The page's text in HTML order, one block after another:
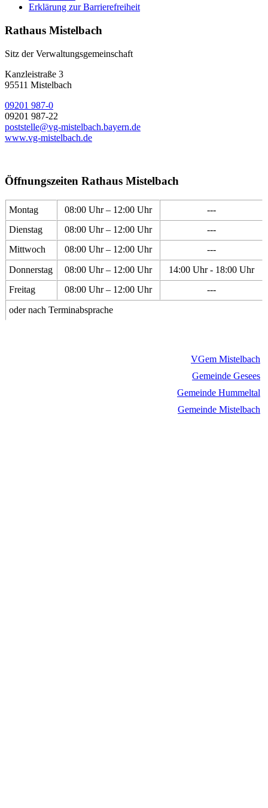
Erklärung zur Barrierefreiheit
Rathaus Mistelbach
Sitz der Verwaltungsgemeinschaft
Kanzleistraße 3
95511 Mistelbach
09201 987-0
09201 987-22
poststelle@vg-mistelbach.bayern.de
www.vg-mistelbach.de
Öffnungszeiten Rathaus Mistelbach
Montag 08:00 Uhr – 12:00 Uhr
---
Dienstag
08:00 Uhr – 12:00 Uhr
---
Mittwoch
08:00 Uhr – 12:00 Uhr
---
Donnerstag
08:00 Uhr – 12:00 Uhr
14:00 Uhr - 18:00 Uhr
Freitag
08:00 Uhr – 12:00 Uhr
---
oder nach Terminabsprache
VGem Mistelbach
Gemeinde Gesees
Gemeinde Hummeltal
Gemeinde Mistelbach